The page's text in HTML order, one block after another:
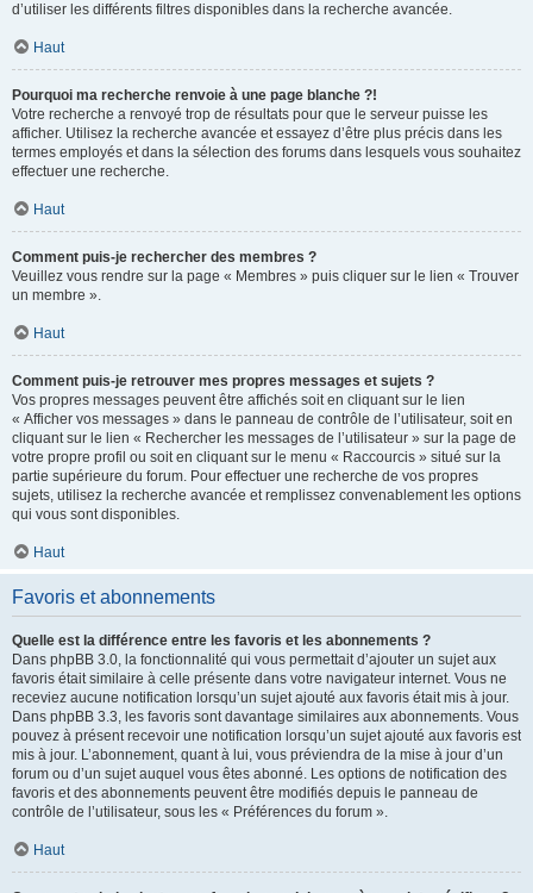
d’utiliser les différents filtres disponibles dans la recherche avancée.
Haut
Pourquoi ma recherche renvoie à une page blanche ?!
Votre recherche a renvoyé trop de résultats pour que le serveur puisse les
afficher. Utilisez la recherche avancée et essayez d’être plus précis dans les
termes employés et dans la sélection des forums dans lesquels vous souhaitez
effectuer une recherche.
Haut
Comment puis-je rechercher des membres ?
Veuillez vous rendre sur la page « Membres » puis cliquer sur le lien « Trouver
un membre ».
Haut
Comment puis-je retrouver mes propres messages et sujets ?
Vos propres messages peuvent être affichés soit en cliquant sur le lien
« Afficher vos messages » dans le panneau de contrôle de l’utilisateur, soit en
cliquant sur le lien « Rechercher les messages de l’utilisateur » sur la page de
votre propre profil ou soit en cliquant sur le menu « Raccourcis » situé sur la
partie supérieure du forum. Pour effectuer une recherche de vos propres
sujets, utilisez la recherche avancée et remplissez convenablement les options
qui vous sont disponibles.
Haut
Favoris et abonnements
Quelle est la différence entre les favoris et les abonnements ?
Dans phpBB 3.0, la fonctionnalité qui vous permettait d’ajouter un sujet aux
favoris était similaire à celle présente dans votre navigateur internet. Vous ne
receviez aucune notification lorsqu’un sujet ajouté aux favoris était mis à jour.
Dans phpBB 3.3, les favoris sont davantage similaires aux abonnements. Vous
pouvez à présent recevoir une notification lorsqu’un sujet ajouté aux favoris est
mis à jour. L’abonnement, quant à lui, vous préviendra de la mise à jour d’un
forum ou d’un sujet auquel vous êtes abonné. Les options de notification des
favoris et des abonnements peuvent être modifiés depuis le panneau de
contrôle de l’utilisateur, sous les « Préférences du forum ».
Haut